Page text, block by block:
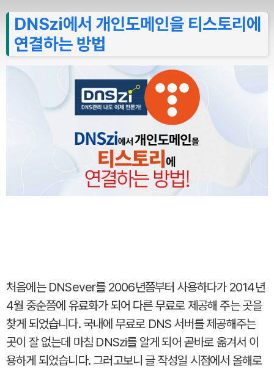
DNSzi에서 개인도메인을 티스토리에
연결하는 방법
처음에는 DNSever를 2006년쯤부터 사용하다가 2014년
4월 중순쯤에 유료화가 되어 다른 무료로 제공해 주는 곳을
찾게 되었습니다. 국내에 무료로 DNS 서버를 제공해주는
곳이 잘 없는데 마침 DNSzi를 알게 되어 곧바로 옮겨서 이
용하게 되었습니다. 그러고보니 글 작성일 시점에서 올해로